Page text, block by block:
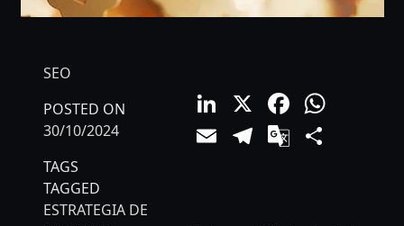
SEO
POSTED ON
30/10/2024
TAGS
TAGGED
ESTRATEGIA DE
LinkedIn
X
EmailTelegram
Google